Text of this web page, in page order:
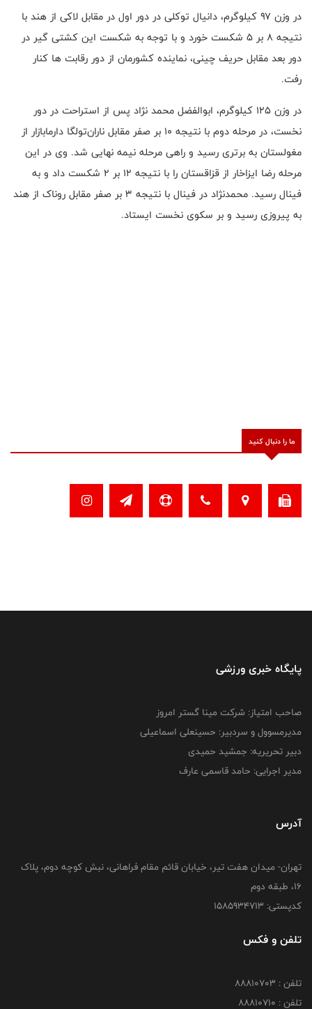
در وزن ۹۷ کیلوگرم، دانیال توکلی در دور اول در مقابل لاکی از هند با
نتیجه ۸ بر ۵ شکست خورد و با توجه به شکست این کشتی گیر در
دور بعد مقابل حریف چینی، نماینده کشورمان از دور رقابت ها کنار
رفت.
در وزن ۱۲۵ کیلوگرم، ابوالفضل محمد نژاد پس از استراحت در دور
نخست، در مرحله دوم با نتیجه ۱۰ بر صفر مقابل ناران‌تولگا دارمابازار از
مغولستان به برتری رسید و راهی مرحله نیمه نهایی شد. وی در این
مرحله رضا ایزاخار از قزاقستان را با نتیجه ۱۲ بر ۲ شکست داد و به
فینال رسید. محمدنژاد در فینال با نتیجه ۳ بر صفر مقابل روناک از هند
به پیروزی رسید و بر سکوی نخست ایستاد.
ما را دنبال کنید
پایگاه خبری ورزشی
صاحب امتیاز: شرکت مینا گستر امروز
مدیرمسوول و سردبیر: حسینعلی اسماعیلی
دبیر تحریریه: جمشید حمیدی
مدیر اجرایی: حامد قاسمی عارف
آدرس
تهران- میدان هفت تیر، خیابان قائم مقام فراهانی، نبش کوچه دوم، پلاک
16، طبقه دوم
کدپستی: 1585934713
تلفن و فکس
تلفن : 88810703